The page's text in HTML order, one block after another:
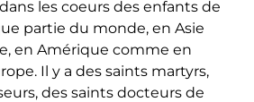
les coeurs des enfants de
partie du monde, en Asie
en Amérique comme en
Il y a des saints martyrs,
des saints docteurs de